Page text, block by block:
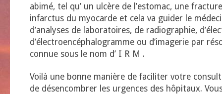
abimé, tel qu’ un ulcère de l’estomac, une
infarctus du myocarde et cela va guider le
d’analyses de laboratoires, de radiographie,
d’électroencéphalogramme ou d’imagerie par
connue sous le nom d’ I R M .
Voilà une bonne manière de faciliter votre
de désencombrer les urgences des hôpitaux.